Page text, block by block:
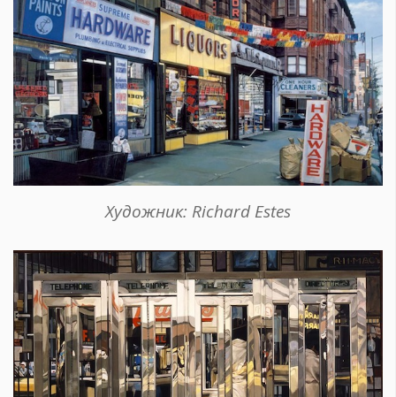
Художник: Richard Estes